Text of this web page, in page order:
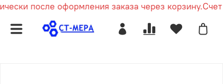
после оформления заказа через корзину.Счет